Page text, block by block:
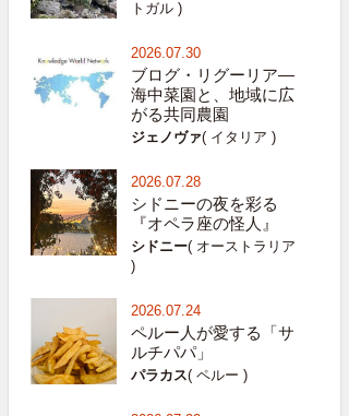
トガル )
2026.07.30
ブログ・リグーリア―
海中菜園と、地域に広
がる共同農園
ジェノヴァ( イタリア )
2026.07.28
シドニーの夜を彩る
『オペラ座の怪人』
シドニー( オーストラリア
)
2026.07.24
ペルー人が愛する「サ
ルチパパ」
パラカス( ペルー )